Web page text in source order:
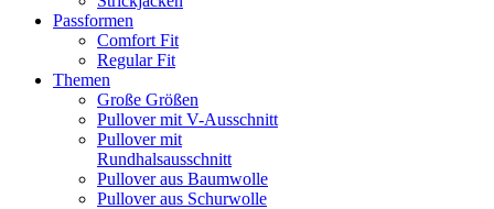
Passformen
Comfort Fit
Regular Fit
Themen
Große Größen
Pullover mit V-Ausschnitt
Pullover mit
Rundhalsausschnitt
Pullover aus Baumwolle
Pullover aus Schurwolle